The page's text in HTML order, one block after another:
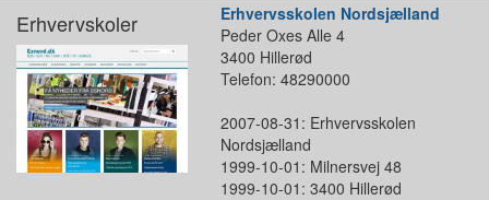
Erhvervskoler
Erhvervsskolen Nordsjælland
Peder Oxes Alle 4
3400 Hillerød
Telefon: 48290000
2007-08-31: Erhvervsskolen
Nordsjælland
1999-10-01: Milnersvej 48
1999-10-01: 3400 Hillerød